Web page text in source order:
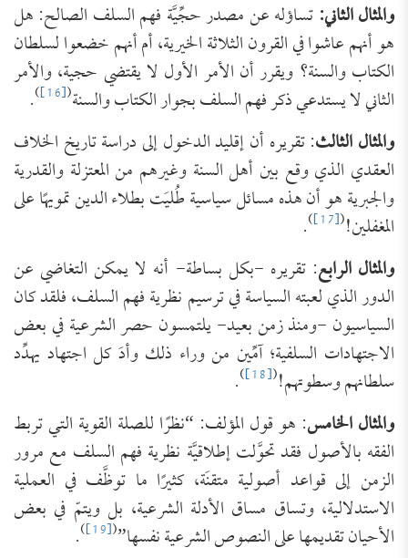
والمثال الثاني:تساؤله عن مصدر حجِّيَّة فهم السلف الصالح: هل
هو أنهم عاشوا في القرون الثلاثة الخيرية، أم أنهم خضعوا لسلطان
الكتاب والسنة؟ ويقرر أن الأمر الأول لا يقتضي حجية، والأمر
الثاني لا يستدعي ذكر فهم السلف بجوار الكتاب والسنة(
[16]
)
.
والمثال الثالث: تقريره أن إقليد الدخول إلى دراسة تاريخ الخلاف
العقدي الذي وقع بين أهل السنة وغيرهم من المعتزلة والقدرية
والجبرية هو أن هذه مسائل سياسية طُليَت بطلاء الدين تمويهًا على
المغفلين!(
[17]
)
.
والمثال الرابع: تقريره -بكل بساطة- أنه لا يمكن التغاضي عن
الدور الذي لعبته السياسة في ترسيم نظرية فهم السلف، فلقد كان
السياسيون -ومنذ زمن بعيد- يلتمسون حصر الشرعية في بعض
الاجتهادات السلفية؛ آمِّين من وراء ذلك وأدَ كل اجتهاد يهدِّد
سلطانهم وسطوتهم!(
[18]
)
.
والمثال الخامس: هو قول المؤلف: “نظرًا للصلة القوية التي تربط
الفقه بالأصول فقد تحوَّلت إطلاقيَّة نظرية فهم السلف مع مرور
الزمن إلى قواعد أصولية متقنَة، كثيرًا ما توظَّف في العملية
الاستدلالية، وتساق مساق الأدلة الشرعية، بل ويتمّ في بعض
الأحيان تقديمها على النصوص الشرعية نفسها”(
[19]
)
.